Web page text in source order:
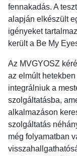
fennakadás. A
alapján elkészült
igényeket
került a Be My
Az MVGYOSZ
az elmúlt
integrálniuk a
szolgáltatásba,
alkalmazáson
szolgáltatás
még folyamatban